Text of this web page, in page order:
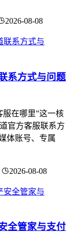
2026-08-08
系方式与问题
服在哪里”这一核
官方客服联系方
体账号、专属
2026-08-08
全管家与支付